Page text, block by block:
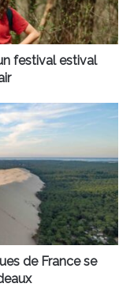
festival estival
de France se